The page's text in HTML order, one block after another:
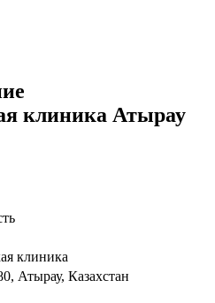
клиника Атырау
клиника
Атырау, Казахстан